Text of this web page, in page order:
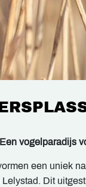
vogelparadijs
een uniek
Dit